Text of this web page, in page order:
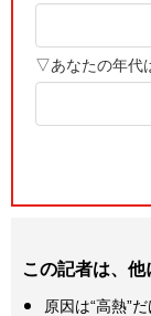
この記者は、
原因は“高熱”